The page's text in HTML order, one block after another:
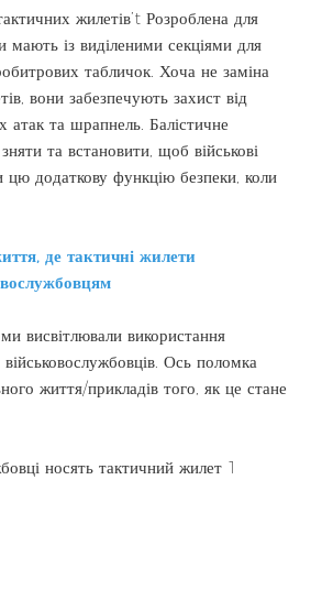
жилетів’t Розроблена для
мають із виділеними секціями для
табличок. Хоча не заміна
вони забезпечують захист від
атак та шрапнель. Балістичне
та встановити, щоб військові
цю додаткову функцію безпеки, коли
де тактичні жилети
висвітлювали використання
Ось поломка
життя/прикладів того, як це стане